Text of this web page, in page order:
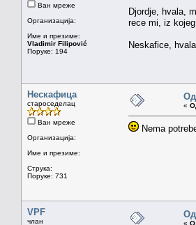
Ван мреже
Организација:
Име и презиме:
Vladimir Filipović
Поруке: 194
Djordje, hvala,
rece mi, iz
Neskafice,
Нескафица
староседелац
Ван мреже
Организација:
Име и презиме:
Струка:
Поруке: 731
«
Nema
VPF
члан «